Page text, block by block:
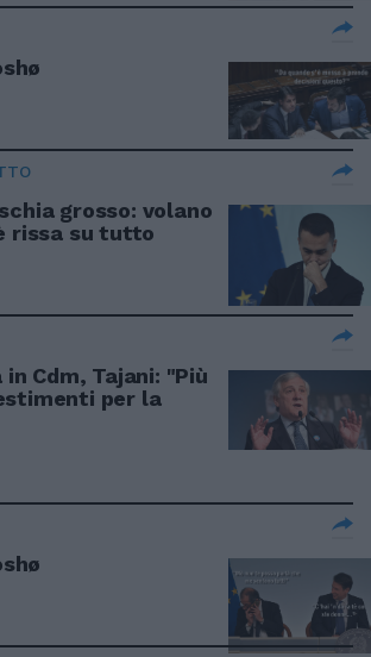
grosso: volano
rissa su tutto
Cdm, Tajani: "Più
per la